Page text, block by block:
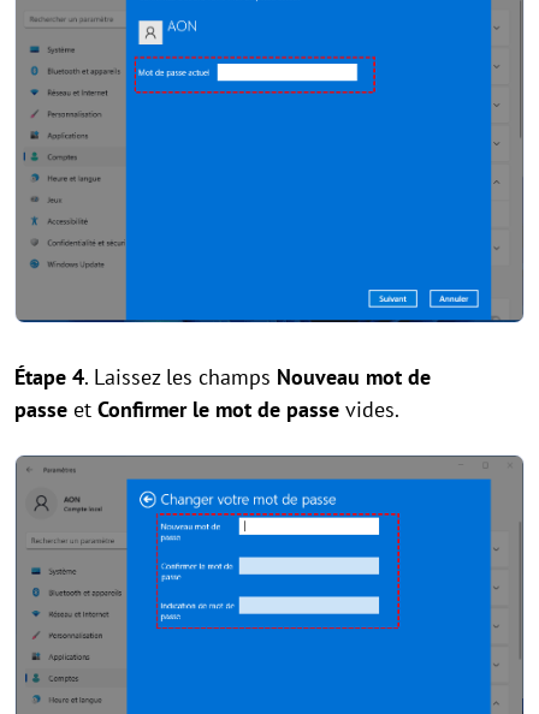
Étape 4. Laissez les champs Nouveau mot de
passe et Confirmer le mot de passe vides.